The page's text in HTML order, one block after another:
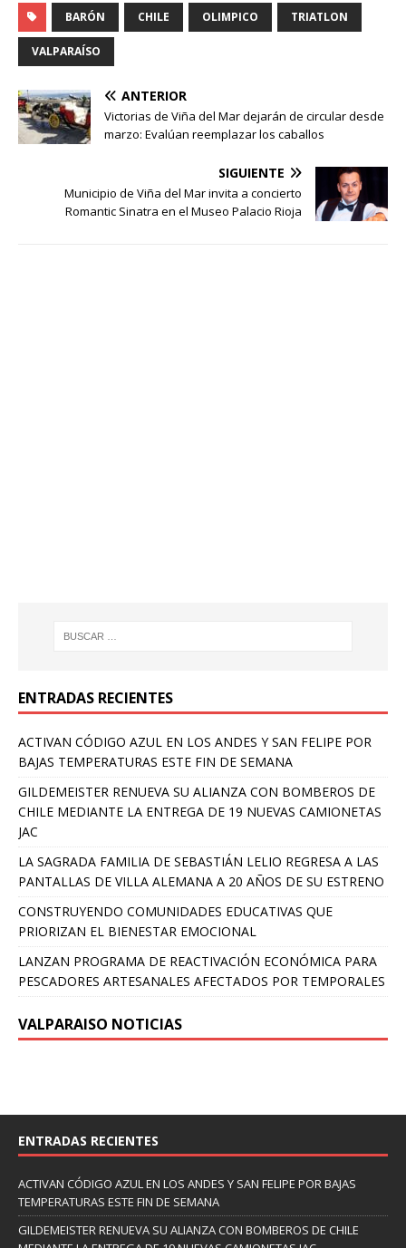
BARÓN CHILE OLIMPICO TRIATLON
VALPARAÍSO
ANTERIOR
Victorias de Viña del Mar dejarán de circular desde
marzo: Evalúan reemplazar los caballos
SIGUIENTE
Municipio de Viña del Mar invita a concierto
Romantic Sinatra en el Museo Palacio Rioja
ENTRADAS RECIENTES
ACTIVAN CÓDIGO AZUL EN LOS ANDES Y SAN FELIPE POR
BAJAS TEMPERATURAS ESTE FIN DE SEMANA
GILDEMEISTER RENUEVA SU ALIANZA CON BOMBEROS DE
CHILE MEDIANTE LA ENTREGA DE 19 NUEVAS CAMIONETAS
JAC
LA SAGRADA FAMILIA DE SEBASTIÁN LELIO REGRESA A LAS
PANTALLAS DE VILLA ALEMANA A 20 AÑOS DE SU ESTRENO
CONSTRUYENDO COMUNIDADES EDUCATIVAS QUE
PRIORIZAN EL BIENESTAR EMOCIONAL
LANZAN PROGRAMA DE REACTIVACIÓN ECONÓMICA PARA
PESCADORES ARTESANALES AFECTADOS POR TEMPORALES
VALPARAISO NOTICIAS
ENTRADAS RECIENTES
ACTIVAN CÓDIGO AZUL EN LOS ANDES Y SAN FELIPE POR BAJAS
TEMPERATURAS ESTE FIN DE SEMANA
GILDEMEISTER RENUEVA SU ALIANZA CON BOMBEROS DE CHILE